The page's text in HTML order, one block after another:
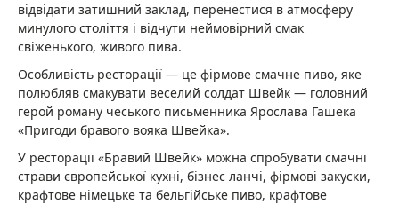
відвідати затишний заклад, перенестися в атмосферу
минулого століття і відчути неймовірний смак
свіженького, живого пива.
Особливість ресторації — це фірмове смачне пиво, яке
полюбляв смакувати веселий солдат Швейк — головний
герой роману чеського письменника Ярослава Гашека
«Пригоди бравого вояка Швейка».
У ресторації «Бравий Швейк» можна спробувати смачні
страви європейської кухні, бізнес ланчі, фірмові закуски,
крафтове німецьке та бельгійське пиво, крафтове